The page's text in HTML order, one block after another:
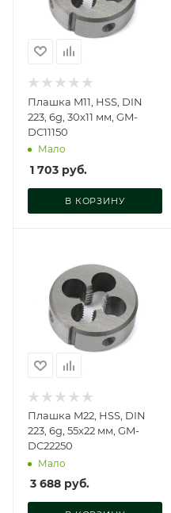
Плашка M11, HSS, DIN
223, 6g, 30x11 мм, GM-
DC11150
Мало
1 703 руб.
В КОРЗИНУ
Плашка M22, HSS, DIN
223, 6g, 55x22 мм, GM-
DC22250
Мало
3 688 руб.